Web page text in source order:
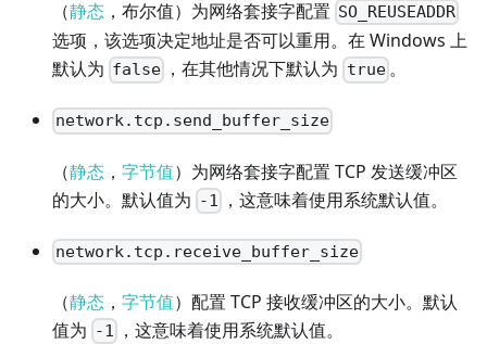
（静态 ，布尔值）为网络套接字配置 SO_REUSEADDR
选项，该选项决定地址是否可以重用。在 Windows 上
默认为 false ，在其他情况下默认为 true。
network.tcp.send_buffer_size
（静态 ， 字节值）为网络套接字配置 TCP 发送缓冲区
的大小。默认值为 -1 ，这意味着使用系统默认值。
network.tcp.receive_buffer_size
（静态 ， 字节值）配置 TCP 接收缓冲区的大小。默认
值为 -1 ，这意味着使用系统默认值。